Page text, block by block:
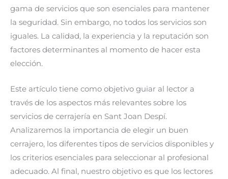
gama de servicios que son esenciales para mantener
la seguridad. Sin embargo, no todos los servicios son
iguales. La calidad, la experiencia y la reputación son
factores determinantes al momento de hacer esta
elección.
Este artículo tiene como objetivo guiar al lector a
través de los aspectos más relevantes sobre los
servicios de cerrajería en Sant Joan Despí.
Analizaremos la importancia de elegir un buen
cerrajero, los diferentes tipos de servicios disponibles y
los criterios esenciales para seleccionar al profesional
adecuado. Al final, nuestro objetivo es que los lectores